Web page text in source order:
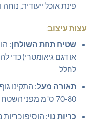
פינת אוכל ייעודית,
עצות עיצוב:
שטיח תחת השולחן:
או דגם גיאומטרי) כדי
לחלל
תאורה מעל: התקינו
70-80 ס"מ מפני השטח ליצירת אווירה אינטימית ומוקד עיצובי
כריות נוי: הוסיפו כריות